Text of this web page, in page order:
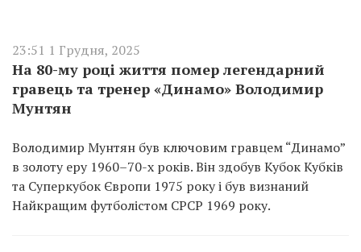
23:51 1 Грудня, 2025
На 80-му році життя помер легендарний
гравець та тренер «Динамо» Володимир
Мунтян
Володимир Мунтян був ключовим гравцем “Динамо”
в золоту еру 1960–70-х років. Він здобув Кубок Кубків
та Суперкубок Європи 1975 року і був визнаний
Найкращим футболістом СРСР 1969 року.